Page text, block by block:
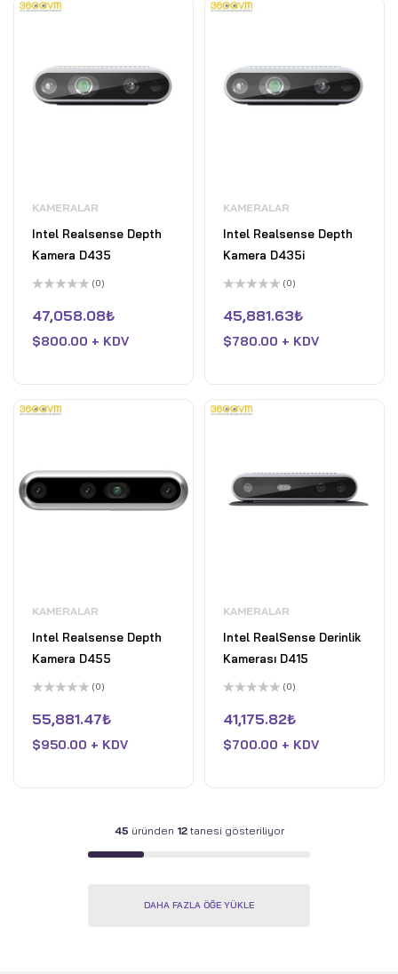
KAMERALAR
Intel Realsense Depth
Kamera D435
üzerinden
0
aldı
(0)
47,058.08₺
$800.00 + KDV
KAMERALAR
Intel Realsense Depth
Kamera D435i
üzerinden
0
aldı
(0)
45,881.63₺
$780.00 + KDV
KAMERALAR
Intel Realsense Depth
Kamera D455
üzerinden
0
aldı
(0)
55,881.47₺
$950.00 + KDV
KAMERALAR
Intel RealSense Derinlik
Kamerası D415
üzerinden
0
aldı
(0)
41,175.82₺
$700.00 + KDV
45 üründen 12tanesi gösteriliyor
DAHA FAZLA ÖĞE YÜKLE